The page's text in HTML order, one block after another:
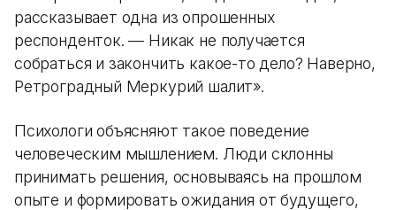
рассказывает одна из опрошенных
респонденток. — Никак не получается
собраться и закончить какое-то дело? Наверно,
Ретроградный Меркурий шалит».
Психологи объясняют такое поведение
человеческим мышлением. Люди склонны
принимать решения, основываясь на прошлом
опыте и формировать ожидания от будущего,